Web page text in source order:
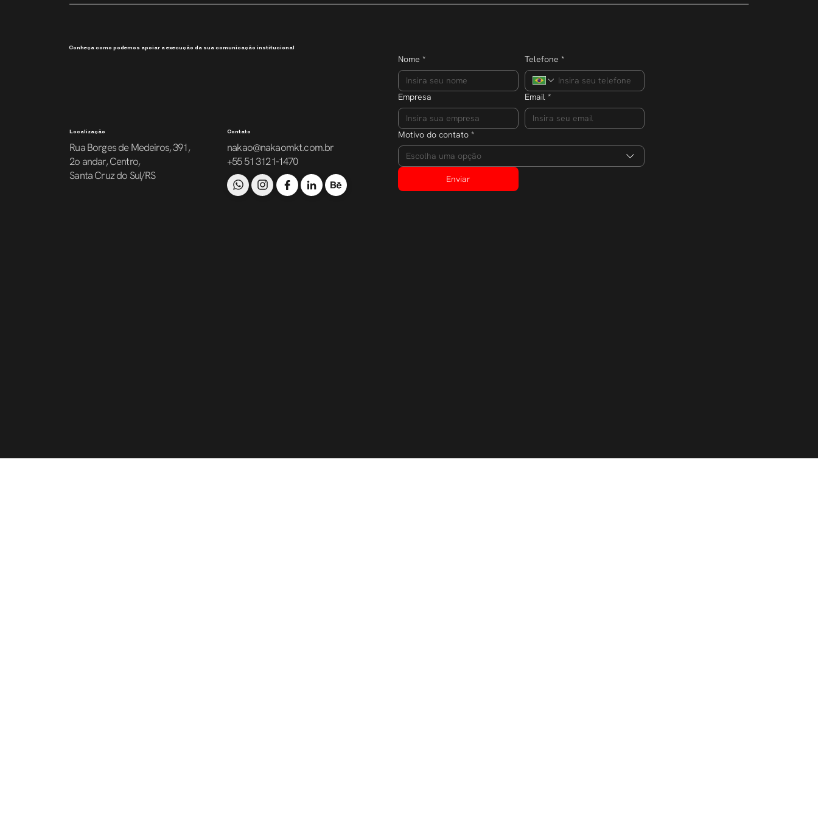
Experiência, performance e
reforça compromisso com a
Conheça como podemos apoiar a execução da sua comunicação institucional
Localização
Rua Borges de Medeiros, 391,
2o andar, Centro,
Santa Cruz do Sul/RS
Contato
nakao@nakaomkt.com.br
+55 51 3121-1470
Nome * Telefone *
Empresa Email *
Motivo do contato *
Escolha uma opção
Enviar